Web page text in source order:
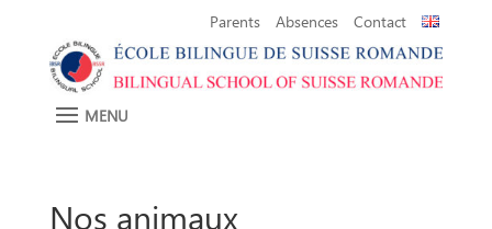
Parents Absences Contact
Nos animaux